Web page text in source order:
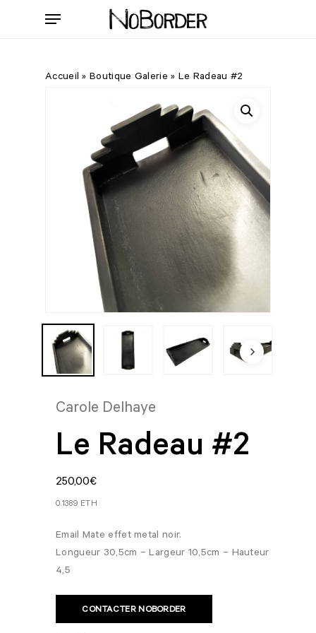
Menu
Accueil »Boutique Galerie » Le Radeau #2
Carole Delhaye
Le Radeau #2
250,00€
0.1389 ETH
Email Mate effet metal noir.
Longueur 30,5cm – Largeur 10,5cm – Hauteur
4,5
CONTACTER NOBORDER